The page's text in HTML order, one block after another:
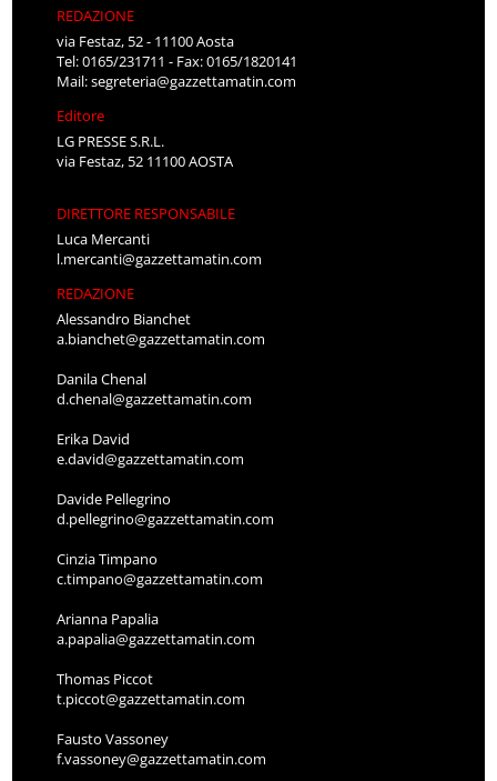
REDAZIONE
via Festaz, 52 - 11100 Aosta
Tel: 0165/231711 - Fax: 0165/1820141
Mail:segreteria@gazzettamatin.com
Editore
LG PRESSE S.R.L.
via Festaz, 52 11100 AOSTA
DIRETTORE RESPONSABILE
Luca Mercanti
l.mercanti@gazzettamatin.com
REDAZIONE
Alessandro Bianchet
a.bianchet@gazzettamatin.com
Danila Chenal
d.chenal@gazzettamatin.com
Erika David
e.david@gazzettamatin.com
Davide Pellegrino
d.pellegrino@gazzettamatin.com
Cinzia Timpano
c.timpano@gazzettamatin.com
Arianna Papalia
a.papalia@gazzettamatin.com
Thomas Piccot
t.piccot@gazzettamatin.com
Fausto Vassoney
f.vassoney@gazzettamatin.com